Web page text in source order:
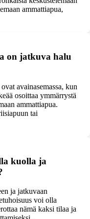
ammattiapua,
on jatkuva halu
avainasemassa, kun
osoittaa ymmärrystä
ammattiapua.
tai
kuolla ja
ja jatkuvaan
voi olla
nämä kaksi tilaa ja